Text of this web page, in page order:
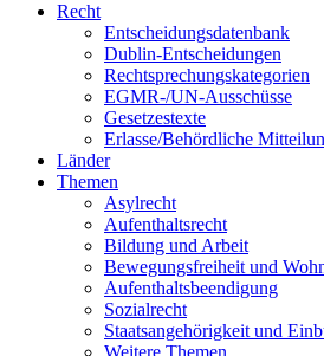
Recht
Entscheidungsdatenbank
Dublin-Entscheidungen
Rechtsprechungskategorien
EGMR-/UN-Ausschüsse
Gesetzestexte
Erlasse/Behördliche
Länder
Themen
Asylrecht
Aufenthaltsrecht
Bildung und Arbeit
Bewegungsfreiheit und
Aufenthaltsbeendigung
Sozialrecht
Staatsangehörigkeit und
Weitere Themen